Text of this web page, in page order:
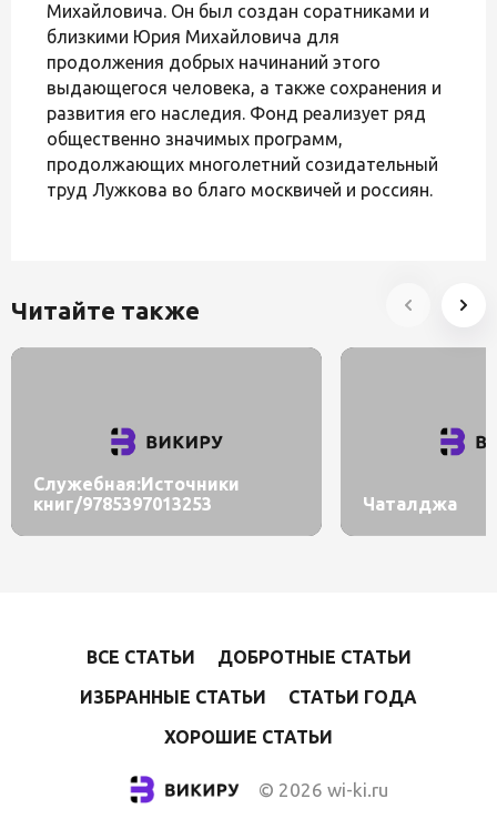
Михайловича. Он был создан соратниками и
близкими Юрия Михайловича для
продолжения добрых начинаний этого
выдающегося человека, а также сохранения и
развития его наследия. Фонд реализует ряд
общественно значимых программ,
продолжающих многолетний созидательный
труд Лужкова во благо москвичей и россиян.
Читайте также
Служебная:Источники
книг/9785397013253
Чаталджа
ВСЕ СТАТЬИ
ДОБРОТНЫЕ СТАТЬИ
ИЗБРАННЫЕ СТАТЬИ
СТАТЬИ ГОДА
ХОРОШИЕ СТАТЬИ
© 2026 wi-ki.ru